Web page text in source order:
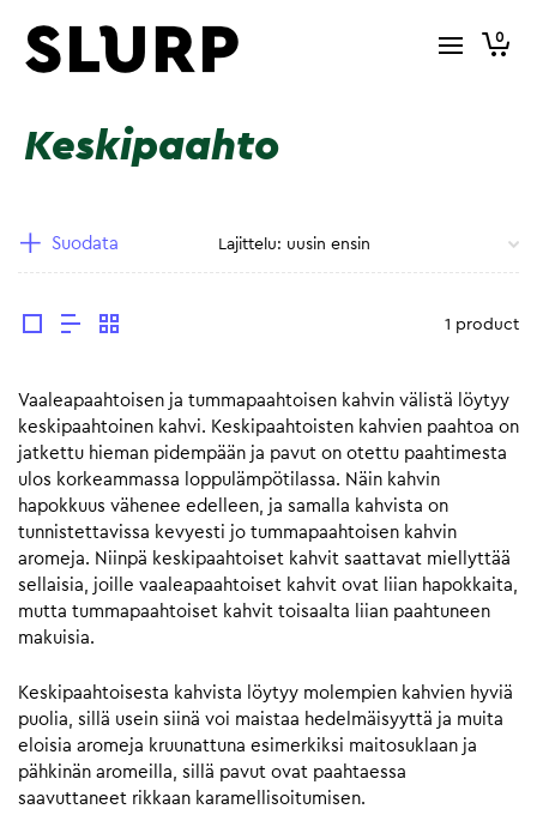
0
Keskipaahto
Suodata
1 product
Vaaleapaahtoisen ja tummapaahtoisen kahvin välistä löytyy
keskipaahtoinen kahvi. Keskipaahtoisten kahvien paahtoa on
jatkettu hieman pidempään ja pavut on otettu paahtimesta
ulos korkeammassa loppulämpötilassa. Näin kahvin
hapokkuus vähenee edelleen, ja samalla kahvista on
tunnistettavissa kevyesti jo tummapaahtoisen kahvin
aromeja. Niinpä keskipaahtoiset kahvit saattavat miellyttää
sellaisia, joille vaaleapaahtoiset kahvit ovat liian hapokkaita,
mutta tummapaahtoiset kahvit toisaalta liian paahtuneen
makuisia.
Keskipaahtoisesta kahvista löytyy molempien kahvien hyviä
puolia, sillä usein siinä voi maistaa hedelmäisyyttä ja muita
eloisia aromeja kruunattuna esimerkiksi maitosuklaan ja
pähkinän aromeilla, sillä pavut ovat paahtaessa
saavuttaneet rikkaan karamellisoitumisen.